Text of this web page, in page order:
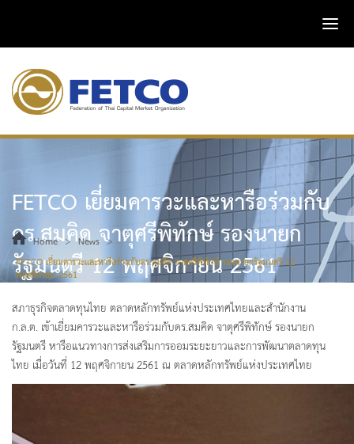
FETCO เยี่ยมคารวะและหารือร่วมกับ
ดร.สมคิด จาตุศรีพิทักษ์ รองนายก
รัฐมนตรี 12 พฤศจิกายน 2561
Home > News >
FETCO เยี่ยมคารวะและหารือร่วมกับดร.สมคิด จาตุศรีพิทักษ์ รองนายกรัฐมนตรี 12
พฤศจิกายน 2561
สภาธุรกิจตลาดทุนไทย ตลาดหลักทรัพย์แห่งประเทศไทยและสำนักงาน
ก.ล.ต. เข้าเยี่ยมคารวะและหารือร่วมกับดร.สมคิด จาตุศรีพิทักษ์ รองนายก
รัฐมนตรี หารือแนวทางการส่งเสริมการออมระยะยาวและการพัฒนาตลาดทุน
ไทย เมื่อวันที่ 12 พฤศจิกายน 2561 ณ ตลาดหลักทรัพย์แห่งประเทศไทย